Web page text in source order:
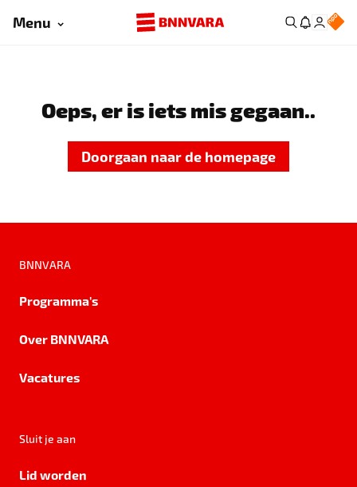
Menu
Oeps, er is iets mis gegaan..
Doorgaan naar de homepage
BNNVARA
Programma's
Over BNNVARA
Vacatures
Sluit je aan
Lid worden